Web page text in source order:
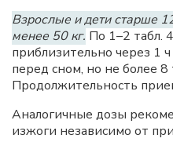
Взрослые и дети старше
менее 50 кг. По 1–2 табл.
приблизительно через 1
перед сном, но не более 8
Продолжительность
Аналогичные дозы
изжоги независимо от